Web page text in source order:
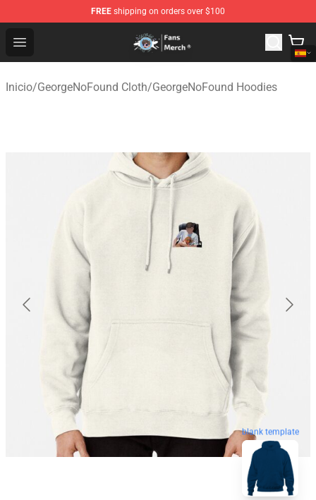
FREE shipping on orders over $100
Open menu
GeorgeNotFound Store - Official GeorgeNotFound
Inicio/GeorgeNoFound Cloth/GeorgeNoFound Hoodies
blank template